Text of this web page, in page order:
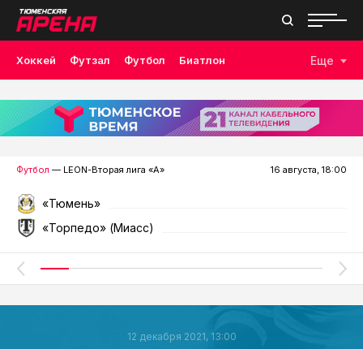
Хоккей Футзал Футбол Биатлон
Лыжные гонки Волейбол Плавание Дзюдо
Скалолазание Велоспорт Бокс
Еще
Футбол — LEON-Вторая лига «А» 16 августа, 18:00
«Тюмень»
«Торпедо» (Миасс)
12 декабря 2021, 13:00